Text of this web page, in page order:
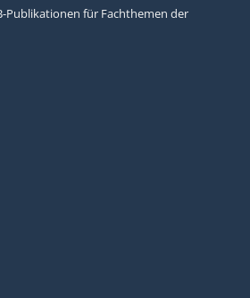
Publikationen für Fachthemen der